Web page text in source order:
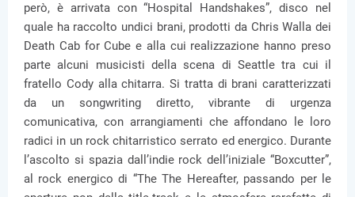
però, è arrivata con “Hospital Handshakes”, disco nel
quale ha raccolto undici brani, prodotti da Chris Walla dei
Death Cab for Cube e alla cui realizzazione hanno preso
parte alcuni musicisti della scena di Seattle tra cui il
fratello Cody alla chitarra. Si tratta di brani caratterizzati
da un songwriting diretto, vibrante di urgenza
comunicativa, con arrangiamenti che affondano le loro
radici in un rock chitarristico serrato ed energico. Durante
l’ascolto si spazia dall’indie rock dell’iniziale “Boxcutter”,
al rock energico di “The The Hereafter, passando per le